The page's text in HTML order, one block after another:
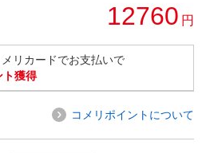
12760 円
リカードでお支払いで
ト獲得
コメリポイントについて